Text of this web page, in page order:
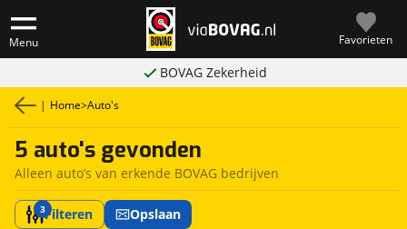
Menu Favorieten
BOVAG Zekerheid
| Home>Auto's
5 auto's gevonden
Alleen auto’s van erkende BOVAG bedrijven
3Filteren Opslaan